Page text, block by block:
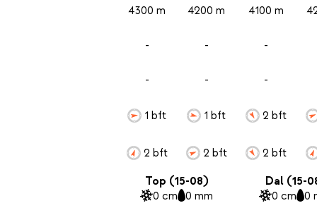
4300 m
-
-
1 bft
2 bft
4200 m
-
-
1 bft
2 bft
4100 m
-
-
2 bft
2 bft
Top (15-08)
0 cm 0 mm
Dal (15-
0 cm 0